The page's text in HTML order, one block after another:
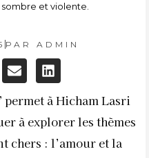
et violente.
PAR ADMIN
permet à Hicham Lasri
à explorer les thèmes
chers : l’amour et la